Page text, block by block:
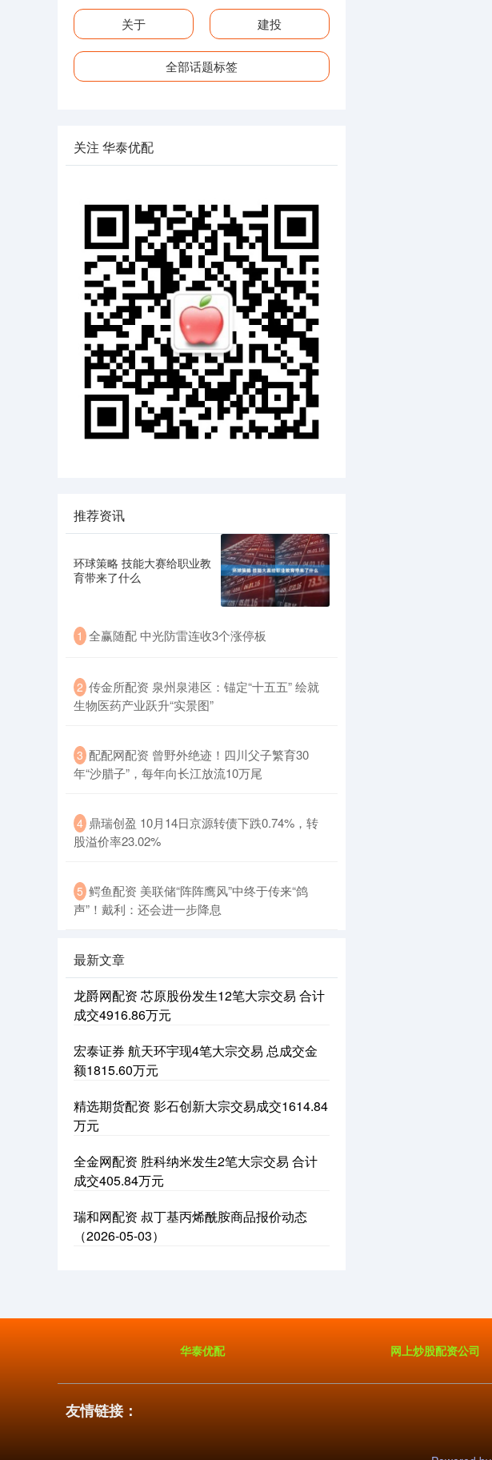
关于 建投
全部话题标签
关注 华泰优配
推荐资讯
环球策略 技能大赛给职业教
育带来了什么
1 全赢随配 中光防雷连收3个涨停板
2 传金所配资 泉州泉港区：锚定“十五五” 绘就
生物医药产业跃升“实景图”
3 配配网配资 曾野外绝迹！四川父子繁育30
年“沙腊子”，每年向长江放流10万尾
4 鼎瑞创盈 10月14日京源转债下跌0.74%，转
股溢价率23.02%
5 鳄鱼配资 美联储“阵阵鹰风”中终于传来“鸽
声”！戴利：还会进一步降息
最新文章
龙爵网配资 芯原股份发生12笔大宗交易 合计
成交4916.86万元
宏泰证券 航天环宇现4笔大宗交易 总成交金
额1815.60万元
精选期货配资 影石创新大宗交易成交1614.84
万元
全金网配资 胜科纳米发生2笔大宗交易 合计
成交405.84万元
瑞和网配资 叔丁基丙烯酰胺商品报价动态
（2026-05-03）
华泰优配 网上炒股配资公司
友情链接：